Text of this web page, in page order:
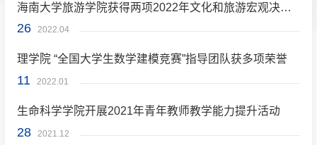
26 2022.04
海南大学旅游学院获得两项2022年文化和旅游宏观决策课题立项
11 2022.01
理学院 “全国大学生数学建模竞赛”指导团队获多项荣誉
28 2021.12
生命科学学院开展2021年青年教师教学能力提升活动